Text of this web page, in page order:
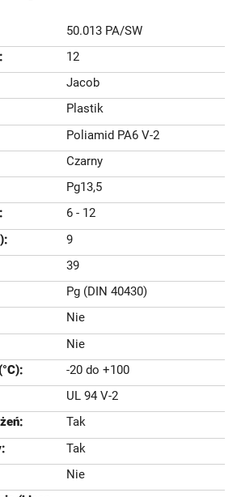
50.013 PA/SW
12
Jacob
Plastik
Poliamid PA6 V-2
Czarny
Pg13,5
6 - 12
9
39
Pg (DIN 40430)
Nie
Nie
-20 do +100
UL 94 V-2
Tak
Tak
Nie